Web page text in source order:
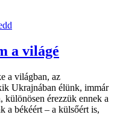
a világé
a világban, az
Ukrajnában élünk, immár
különösen érezzük ennek a
a békéért – a külsőért is,